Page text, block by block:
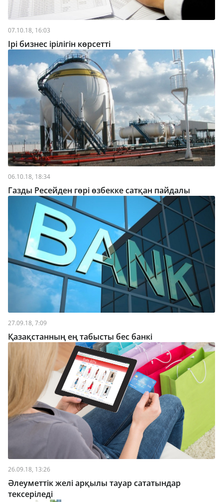
07.10.18, 16:03
Ірі бизнес ірілігін көрсетті
06.10.18, 18:34
Газды Ресейден гөрі өзбекке сатқан пайдалы
27.09.18, 7:09
Қазақстанның ең табысты бес банкі
26.09.18, 13:26
Әлеуметтік желі арқылы тауар сататындар
тексеріледі